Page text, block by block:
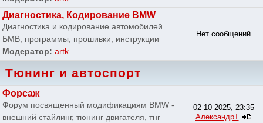
Диагностика, Кодирование BMW
Диагностика и кодирование автомобилей
БМВ, программы, прошивки, инструкции
Модератор: artk
Нет сообщений
Тюнинг и автоспорт
Форсаж
Форум посвященный модификациям BMW -
внешний стайлинг, тюнинг двигателя, тнг
02 10 2025, 23:35
АлександрТ